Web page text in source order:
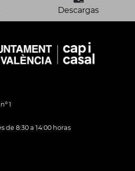
Descargas
1
de 8:30 a 14:00 horas